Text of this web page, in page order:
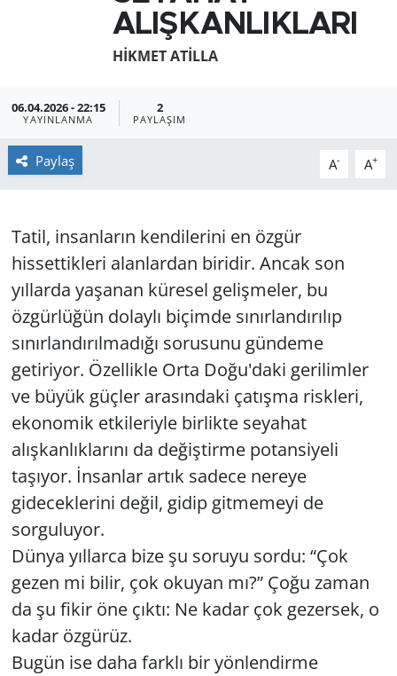
ALIŞKANLIKLARI
HİKMET ATİLLA
06.04.2026 - 22:15
YAYINLANMA
2
PAYLAŞIM
Paylaş A- A+
Tatil, insanların kendilerini en özgür
hissettikleri alanlardan biridir. Ancak son
yıllarda yaşanan küresel gelişmeler, bu
özgürlüğün dolaylı biçimde sınırlandırılıp
sınırlandırılmadığı sorusunu gündeme
getiriyor. Özellikle Orta Doğu'daki gerilimler
ve büyük güçler arasındaki çatışma riskleri,
ekonomik etkileriyle birlikte seyahat
alışkanlıklarını da değiştirme potansiyeli
taşıyor. İnsanlar artık sadece nereye
gideceklerini değil, gidip gitmemeyi de
sorguluyor.
Dünya yıllarca bize şu soruyu sordu: “Çok
gezen mi bilir, çok okuyan mı?” Çoğu zaman
da şu fikir öne çıktı: Ne kadar çok gezersek, o
kadar özgürüz.
Bugün ise daha farklı bir yönlendirme
GÜNDEM
KÜLTÜR SANAT
MAGAZİN
RESMİ İLANLAR
SAĞLIK
SİYASET
SPOR
Yerel